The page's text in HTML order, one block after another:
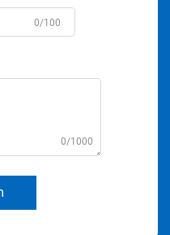
0/100
0/1000